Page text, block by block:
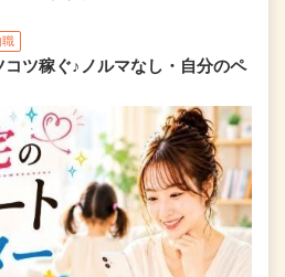
ツ稼ぐ♪ノルマなし・自分のペ